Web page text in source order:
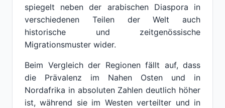
spiegelt neben der arabischen Diaspora in
verschiedenen Teilen der Welt auch
historische und zeitgenössische
Migrationsmuster wider.
Beim Vergleich der Regionen fällt auf, dass
die Prävalenz im Nahen Osten und in
Nordafrika in absoluten Zahlen deutlich höher
ist, während sie im Westen verteilter und in